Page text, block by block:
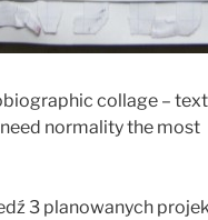
collage –
normality the most
3 planowanych